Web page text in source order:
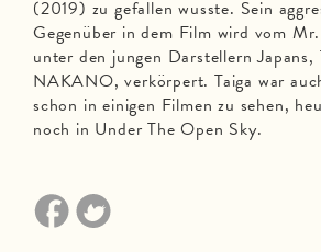
(2019) zu gefallen wusste. Sein
Gegenüber in dem Film wird vom
unter den jungen Darstellern Japans,
NAKANO, verkörpert. Taiga war
schon in einigen Filmen zu sehen,
noch in Under The Open Sky.